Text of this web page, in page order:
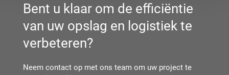
Bent u klaar om de efficiëntie
van uw opslag en logistiek te
verbeteren?
Neem contact op met ons team om uw project te